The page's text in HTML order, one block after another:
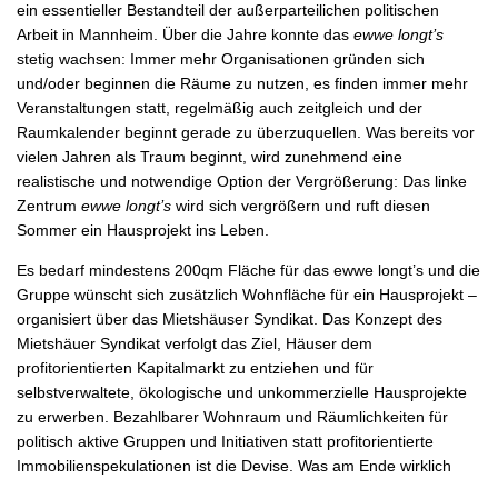
ein essentieller Bestandteil der außerparteilichen politischen
Arbeit in Mannheim. Über die Jahre konnte das ewwe longt’s
stetig wachsen: Immer mehr Organisationen gründen sich
und/oder beginnen die Räume zu nutzen, es finden immer mehr
Veranstaltungen statt, regelmäßig auch zeitgleich und der
Raumkalender beginnt gerade zu überzuquellen. Was bereits vor
vielen Jahren als Traum beginnt, wird zunehmend eine
realistische und notwendige Option der Vergrößerung: Das linke
Zentrum ewwe longt’s wird sich vergrößern und ruft diesen
Sommer ein Hausprojekt ins Leben.
Es bedarf mindestens 200qm Fläche für das ewwe longt’s und die
Gruppe wünscht sich zusätzlich Wohnfläche für ein Hausprojekt –
organisiert über das Mietshäuser Syndikat. Das Konzept des
Mietshäuer Syndikat verfolgt das Ziel, Häuser dem
profitorientierten Kapitalmarkt zu entziehen und für
selbstverwaltete, ökologische und unkommerzielle Hausprojekte
zu erwerben. Bezahlbarer Wohnraum und Räumlichkeiten für
politisch aktive Gruppen und Initiativen statt profitorientierte
Immobilienspekulationen ist die Devise. Was am Ende wirklich